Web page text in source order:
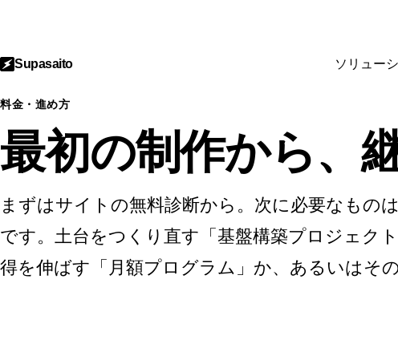
Supasaito ソリュー
料金・進め方
最初の制作から、
まずはサイトの無料診断から。次に必要なもの
です。土台をつくり直す「基盤構築プロジェク
得を伸ばす「月額プログラム」か、あるいはその